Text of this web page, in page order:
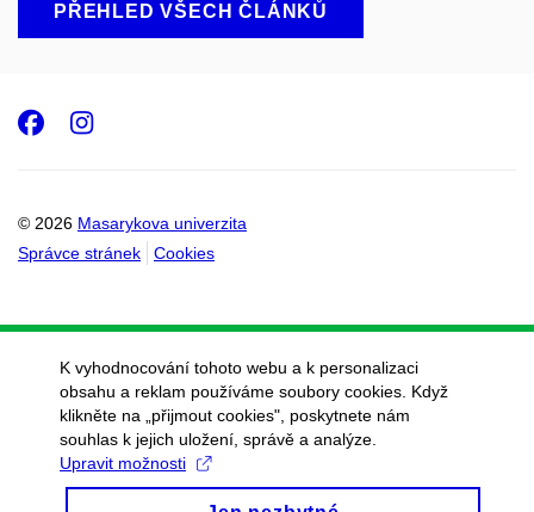
PŘEHLED VŠECH ČLÁNKŮ
© 2026 Masarykova univerzita
Správce stránek
Cookies
Facebook
Instagram
K vyhodnocování tohoto webu a k personalizaci
obsahu a reklam používáme soubory cookies. Když
klikněte na „přijmout cookies", poskytnete nám
souhlas k jejich uložení, správě a analýze.
Upravit možnosti